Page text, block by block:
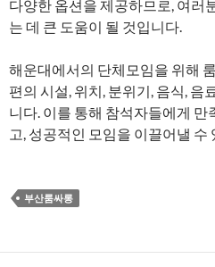
다양한 옵션을 제공하므로, 여러
는 데 큰 도움이 될 것입니다.
해운대에서의 단체모임을 위해
편의 시설, 위치, 분위기, 음식, 음
니다. 이를 통해 참석자들에게 만
고, 성공적인 모임을 이끌어낼 수
부산룸싸롱